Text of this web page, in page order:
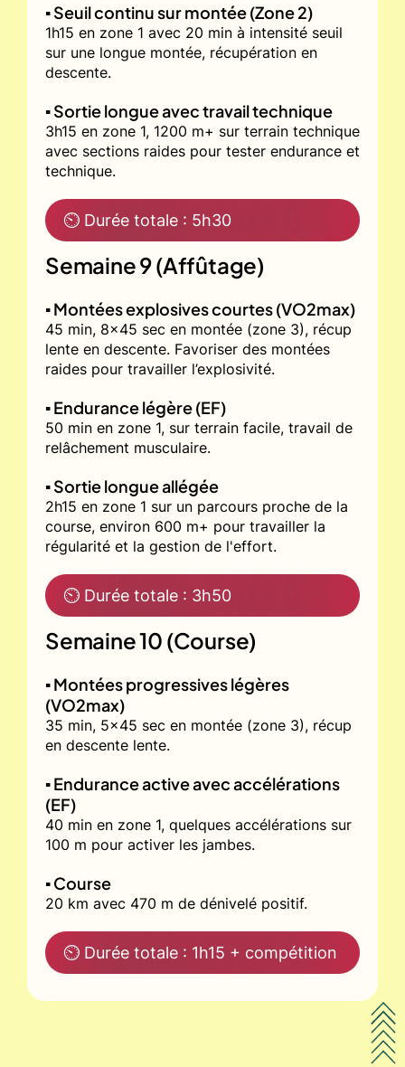
▪️ Seuil continu sur montée (Zone 2)
1h15 en zone 1 avec 20 min à intensité seuil
sur une longue montée, récupération en
descente.
▪️ Sortie longue avec travail technique
3h15 en zone 1, 1200 m+ sur terrain technique
avec sections raides pour tester endurance et
technique.
⏲ Durée totale : 5h30
Semaine 9 (Affûtage)
▪️ Montées explosives courtes (VO2max)
45 min, 8x45 sec en montée (zone 3), récup
lente en descente. Favoriser des montées
raides pour travailler l’explosivité.
▪️ Endurance légère (EF)
50 min en zone 1, sur terrain facile, travail de
relâchement musculaire.
▪️ Sortie longue allégée
2h15 en zone 1 sur un parcours proche de la
course, environ 600 m+ pour travailler la
régularité et la gestion de l'effort.
⏲ Durée totale : 3h50
Semaine 10 (Course)
▪️ Montées progressives légères
(VO2max)
35 min, 5x45 sec en montée (zone 3), récup
en descente lente.
▪️ Endurance active avec accélérations
(EF)
40 min en zone 1, quelques accélérations sur
100 m pour activer les jambes.
▪️ Course
20 km avec 470 m de dénivelé positif.
⏲ Durée totale : 1h15 + compétition